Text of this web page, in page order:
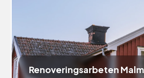
Renoveringsarbeten